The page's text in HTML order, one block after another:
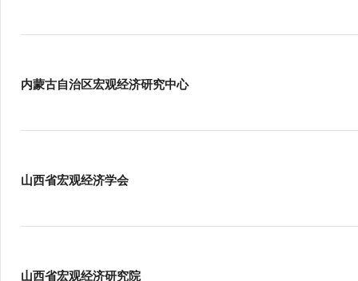
内蒙古自治区宏观经济研究中心
山西省宏观经济学会
山西省宏观经济研究院